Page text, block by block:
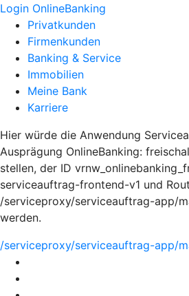
Login OnlineBanking
Privatkunden
Firmenkunden
Banking & Service
Immobilien
Meine Bank
Karriere
Hier würde die Anwendung
Ausprägung OnlineBanking:
stellen, der ID
serviceauftrag-frontend-v1 und
/serviceproxy/serviceauftrag-app/
werden.
/serviceproxy/serviceauftrag-app/